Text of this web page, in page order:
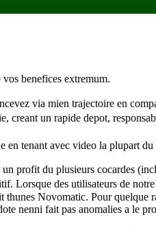
benefices extremum.
via mien trajectoire en
creant un rapide depot,
tenant avec video la plupart
profit du plusieurs cocardes
Lorsque des utilisateurs de
Novomatic. Pour quelque
nenni fait pas anomalies a le